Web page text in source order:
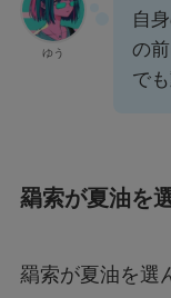
ゆう
自
の
で
羂索が夏油を
羂索が夏油を選